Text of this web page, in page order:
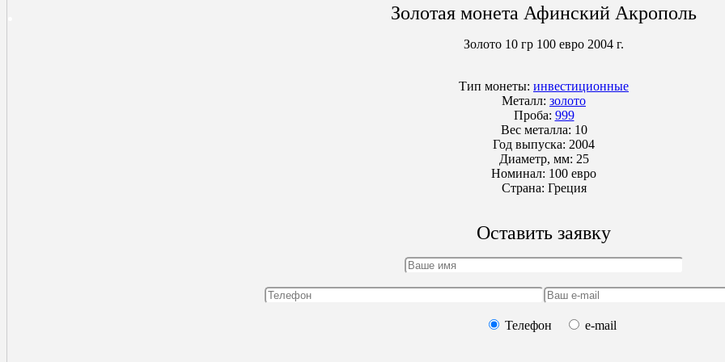
Золотая монета Афинский Акрополь
Золото 10 гр 100 евро 2004 г.
Тип монеты: инвестиционные
Металл: золото
Проба: 999
Вес металла: 10
Год выпуска: 2004
Диаметр, мм: 25
Номинал: 100 евро
Страна: Греция
Оставить заявку
Телефон e-mail